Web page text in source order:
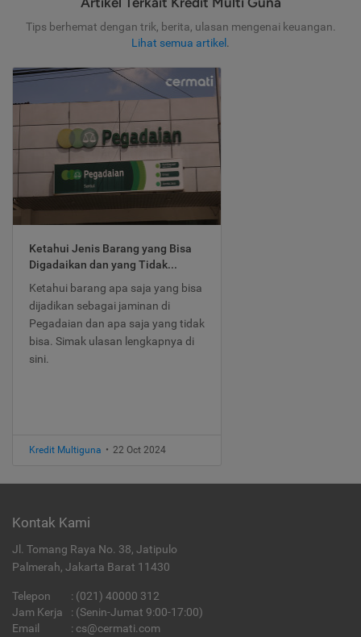
Tips berhemat dengan trik, berita, ulasan mengenai keuangan.
Lihat semua artikel .
Ketahui Jenis Barang yang Bisa
Digadaikan dan yang Tidak...
Ketahui barang apa saja yang bisa
dijadikan sebagai jaminan di
Pegadaian dan apa saja yang tidak
bisa. Simak ulasan lengkapnya di
sini.
Kredit Multiguna • 22 Oct 2024
Kontak Kami
Jl. Tomang Raya No. 38, Jatipulo
Palmerah, Jakarta Barat 11430
Telepon : (021) 40000 312
Jam Kerja
: (Senin-Jumat 9:00-17:00)
Email
: cs@cermati.com